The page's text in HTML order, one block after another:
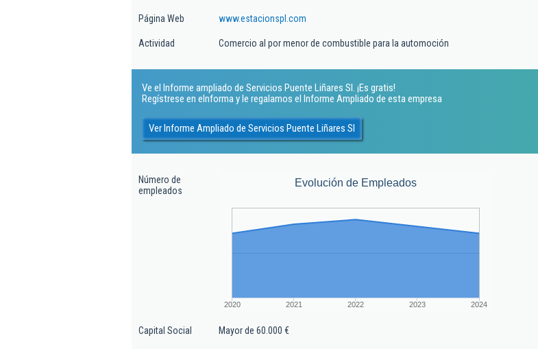
Página Web www.estacionspl.com
Actividad Comercio al por menor de combustible para la automoción
Ve el Informe ampliado de Servicios Puente Liñares Sl. ¡Es gratis!
Regístrese en eInforma y le regalamos el Informe Ampliado de esta empresa
Ver Informe Ampliado de Servicios Puente Liñares Sl
Número de
empleados
Evolución de Empleados
2020 2021 2022 2023 2024
Capital Social Mayor de 60.000 €